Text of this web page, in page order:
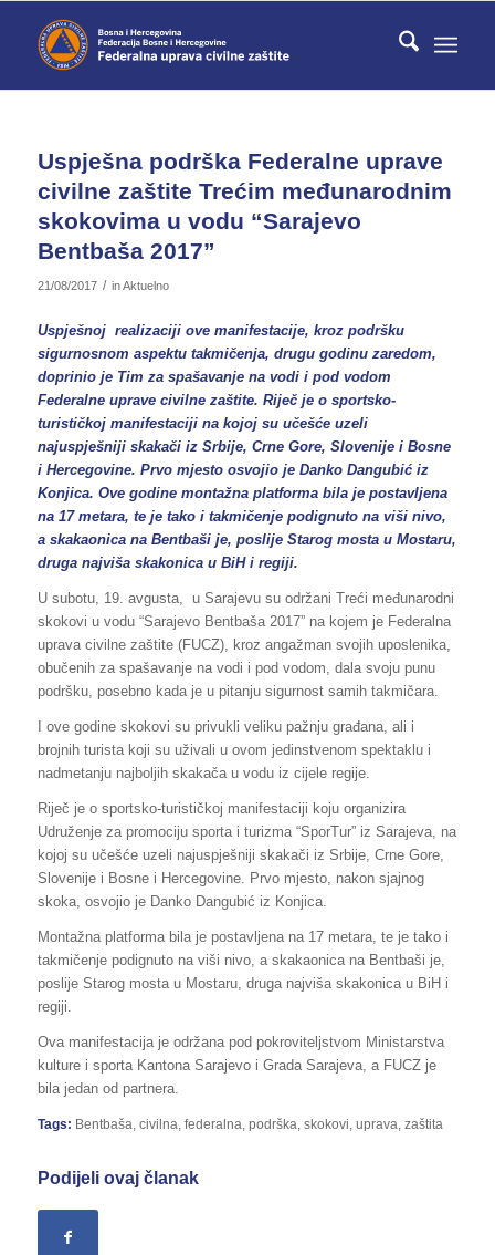
Uspješna podrška Federalne uprave
civilne zaštite Trećim međunarodnim
skokovima u vodu “Sarajevo
Bentbaša 2017”
21/08/2017 / inAktuelno
Uspješnoj realizaciji ove manifestacije, kroz podršku
sigurnosnom aspektu takmičenja, drugu godinu zaredom,
doprinio je Tim za spašavanje na vodi i pod vodom
Federalne uprave civilne zaštite. Riječ je o sportsko-
turističkoj manifestaciji na kojoj su učešće uzeli
najuspješniji skakači iz Srbije, Crne Gore, Slovenije i Bosne
i Hercegovine. Prvo mjesto osvojio je Danko Dangubić iz
Konjica. Ove godine montažna platforma bila je postavljena
na 17 metara, te je tako i takmičenje podignuto na viši nivo,
a skakaonica na Bentbaši je, poslije Starog mosta u Mostaru,
druga najviša skakonica u BiH i regiji.
U subotu, 19. avgusta, u Sarajevu su održani Treći međunarodni
skokovi u vodu “Sarajevo Bentbaša 2017” na kojem je Federalna
uprava civilne zaštite (FUCZ), kroz angažman svojih uposlenika,
obučenih za spašavanje na vodi i pod vodom, dala svoju punu
podršku, posebno kada je u pitanju sigurnost samih takmičara.
I ove godine skokovi su privukli veliku pažnju građana, ali i
brojnih turista koji su uživali u ovom jedinstvenom spektaklu i
nadmetanju najboljih skakača u vodu iz cijele regije.
Riječ je o sportsko-turističkoj manifestaciji koju organizira
Udruženje za promociju sporta i turizma “SporTur” iz Sarajeva, na
kojoj su učešće uzeli najuspješniji skakači iz Srbije, Crne Gore,
Slovenije i Bosne i Hercegovine. Prvo mjesto, nakon sjajnog
skoka, osvojio je Danko Dangubić iz Konjica.
Montažna platforma bila je postavljena na 17 metara, te je tako i
takmičenje podignuto na viši nivo, a skakaonica na Bentbaši je,
poslije Starog mosta u Mostaru, druga najviša skakonica u BiH i
regiji.
Ova manifestacija je održana pod pokroviteljstvom Ministarstva
kulture i sporta Kantona Sarajevo i Grada Sarajeva, a FUCZ je
bila jedan od partnera.
Tags: Bentbaša civilna federalna podrška skokovi uprava zaštita
Podijeli ovaj članak